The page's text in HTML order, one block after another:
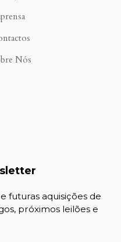
Nós
futuras aquisições de
próximos leilões e